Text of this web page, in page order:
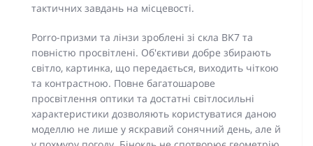
тактичних завдань на місцевості.
Porro-призми та лінзи зроблені зі скла BK7 та
повністю просвітлені. Об'єктиви добре збирають
світло, картинка, що передається, виходить чіткою
та контрастною. Повне багатошарове
просвітлення оптики та достатні світлосильні
характеристики дозволяють користуватися даною
моделлю не лише у яскравий сонячний день, але й